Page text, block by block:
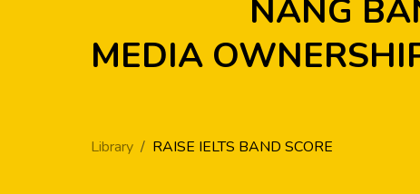
MEDIA
Library RAISE IELTS BAND SCORE